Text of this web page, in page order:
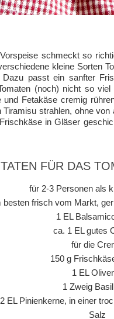
schmeckt so
kleine Sorten
Dazu passt ein sanfter
(noch) nicht so
und Fetakäse cremig
Tiramisu strahlen, ohne
in Gläser
FÜR DAS
für 2-3 Personen als
besten frisch vom Markt,
1 EL
ca. 1 EL gutes
für die
150 g
1 EL
1 Zweig
EL Pinienkerne, in einer
Salz